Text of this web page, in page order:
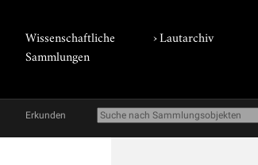
Wissenschaftliche
Sammlungen
›Lautarchiv
Erkunden